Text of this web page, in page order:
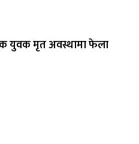
युवक मृत अवस्थामा फेला